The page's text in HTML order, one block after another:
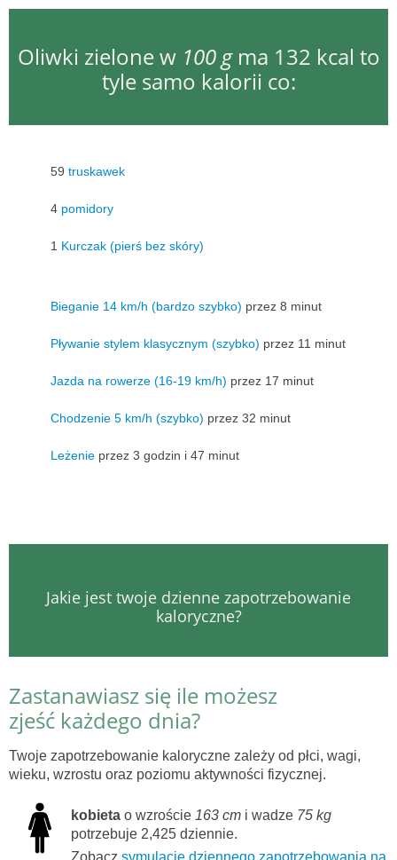
Oliwki zielone w 100 gma 132 kcal to
tyle samo kalorii co:
59 truskawek
4 pomidory
1 Kurczak (pierś bez skóry)
Bieganie 14 km/h (bardzo szybko) przez 8 minut
Pływanie stylem klasycznym (szybko) przez 11 minut
Jazda na rowerze (16-19 km/h) przez 17 minut
Chodzenie 5 km/h (szybko) przez 32 minut
Leżenie przez 3 godzin i 47 minut
Jakie jest twoje dzienne zapotrzebowanie
kaloryczne?
Zastanawiasz się ile możesz
zjeść każdego dnia?
Twoje zapotrzebowanie kaloryczne zależy od płci, wagi,
wieku, wzrostu oraz poziomu aktywności fizycznej.
kobieta o wzroście 163 cm i wadze 75 kg
potrzebuje 2,425 dziennie.